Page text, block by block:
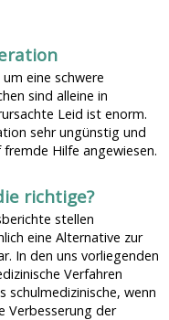
eine schwere
sind alleine in
Leid ist enorm.
sehr ungünstig und
Hilfe angewiesen.
richtige?
stellen
eine Alternative zur
In den uns vorliegenden
Verfahren
schulmedizinische, wenn
Verbesserung der